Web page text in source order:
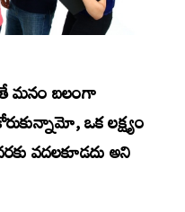
మనం బలంగా
ఒక లక్ష్యం
వదలకూడదు అని